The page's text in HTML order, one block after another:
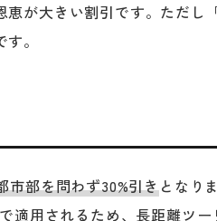
が大きい割引です。ただし
。
市部を問わず30%引きとなり
適用されるため、長距離ツ